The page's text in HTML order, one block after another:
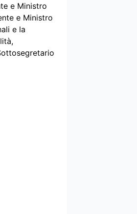
e Ministro
e Ministro
e la